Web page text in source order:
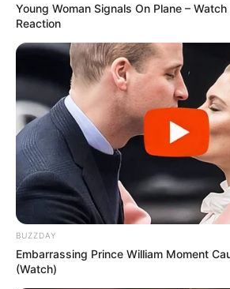
4. Quando a parafina estiver
derretida, desligue o fogo e
para completar o derretimento
calor da panela.
Young Woman Signals On Plane –
Reaction
BUZZDAY
Embarrassing Prince William Moment
(Watch)